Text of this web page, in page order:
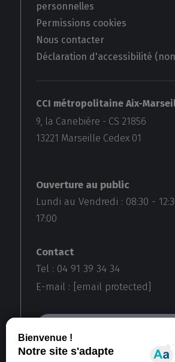
CCI métropolitaine Aix-
9, la Canebière - CS 21856
13221 Marseille Cedex 01
Ouverture au public
Lundi au Vendredi : 08:30 -
17:00
Contact
Tel : 04 91 39 34 34
E-mail :
[email protected]
personnelles
Permissions cookies
Nous contacter
Déclaration d'accessibilité